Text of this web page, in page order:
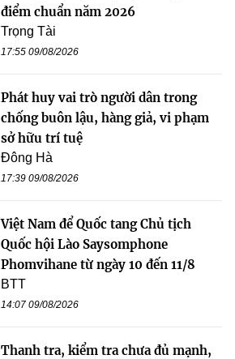
điểm chuẩn năm 2026
Trọng Tài
17:55 09/08/2026
Phát huy vai trò người dân trong
chống buôn lậu, hàng giả, vi phạm
sở hữu trí tuệ
Đông Hà
17:39 09/08/2026
Việt Nam để Quốc tang Chủ tịch
Quốc hội Lào Saysomphone
Phomvihane từ ngày 10 đến 11/8
BTT
14:07 09/08/2026
Thanh tra, kiểm tra chưa đủ mạnh,